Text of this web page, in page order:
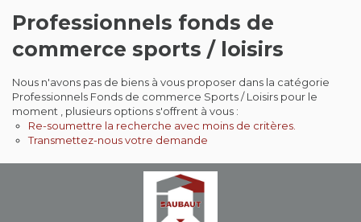
Nos métiers
L'agence
Contact
Extranet
Professionnels fonds de
commerce sports / loisirs
Nous n'avons pas de biens à vous proposer dans la catégorie
Professionnels Fonds de commerce Sports / Loisirs pour le
moment , plusieurs options s'offrent à vous :
Re-soumettre la recherche avec moins de critères.
Transmettez-nous votre demande